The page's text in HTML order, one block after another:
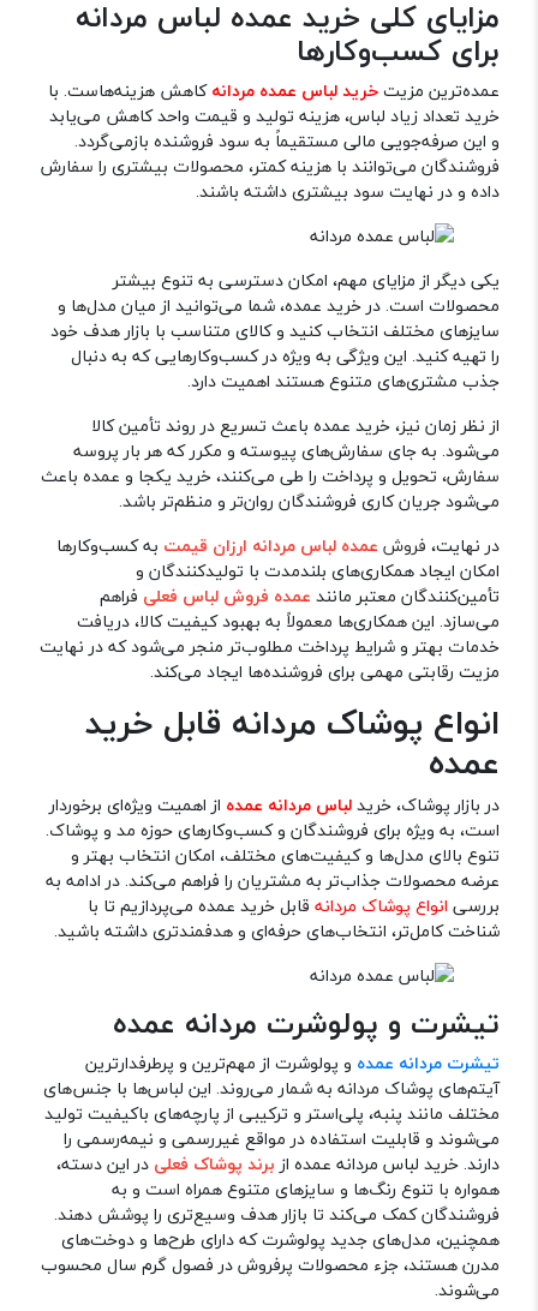
مزایای کلی خرید عمده لباس مردانه
برای کسب‌وکارها
عمده‌ترین مزیتخرید لباس عمده مردانهکاهش هزینه‌هاست. با
خرید تعداد زیاد لباس، هزینه تولید و قیمت واحد کاهش می‌یابد
و این صرفه‌جویی مالی مستقیماً به سود فروشنده بازمی‌گردد.
فروشندگان می‌توانند با هزینه کمتر، محصولات بیشتری را سفارش
داده و در نهایت سود بیشتری داشته باشند.
یکی دیگر از مزایای مهم، امکان دسترسی به تنوع بیشتر
محصولات است. در خرید عمده، شما می‌توانید از میان مدل‌ها و
سایزهای مختلف انتخاب کنید و کالای متناسب با بازار هدف خود
را تهیه کنید. این ویژگی به ویژه در کسب‌وکارهایی که به دنبال
جذب مشتری‌های متنوع هستند اهمیت دارد.
از نظر زمان نیز، خرید عمده باعث تسریع در روند تأمین کالا
می‌شود. به جای سفارش‌های پیوسته و مکرر که هر بار پروسه
سفارش، تحویل و پرداخت را طی می‌کنند، خرید یکجا و عمده باعث
می‌شود جریان کاری فروشندگان روان‌تر و منظم‌تر باشد.
در نهایت، فروش عمده لباس مردانه ارزان قیمت به کسب‌وکارها
امکان ایجاد همکاری‌های بلندمدت با تولیدکنندگان و
تأمین‌کنندگان معتبر مانند عمده فروش لباس فعلی فراهم
می‌سازد. این همکاری‌ها معمولاً به بهبود کیفیت کالا، دریافت
خدمات بهتر و شرایط پرداخت مطلوب‌تر منجر می‌شود که در نهایت
مزیت رقابتی مهمی برای فروشنده‌ها ایجاد می‌کند.
انواع پوشاک مردانه قابل خرید
عمده
در بازار پوشاک، خریدلباس مردانه عمده از اهمیت ویژه‌ای برخوردار
است، به ویژه برای فروشندگان و کسب‌وکارهای حوزه مد و پوشاک.
تنوع بالای مدل‌ها و کیفیت‌های مختلف، امکان انتخاب بهتر و
عرضه محصولات جذاب‌تر به مشتریان را فراهم می‌کند. در ادامه به
بررسی انواع پوشاک مردانه قابل خرید عمده می‌پردازیم تا با
شناخت کامل‌تر، انتخاب‌های حرفه‌ای و هدفمندتری داشته باشید.
تیشرت و پولوشرت مردانه عمده
تیشرت مردانه عمده و پولوشرت از مهم‌ترین و پرطرفدارترین
آیتم‌های پوشاک مردانه به شمار می‌روند. این لباس‌ها با جنس‌های
مختلف مانند پنبه، پلی‌استر و ترکیبی از پارچه‌های باکیفیت تولید
می‌شوند و قابلیت استفاده در مواقع غیررسمی و نیمه‌رسمی را
دارند. خرید لباس مردانه عمده از برند پوشاک فعلی در این دسته،
همواره با تنوع رنگ‌ها و سایزهای متنوع همراه است و به
فروشندگان کمک می‌کند تا بازار هدف وسیع‌تری را پوشش دهند.
همچنین، مدل‌های جدید پولوشرت که دارای طرح‌ها و دوخت‌های
مدرن هستند، جزء محصولات پرفروش در فصول گرم سال محسوب
می‌شوند.